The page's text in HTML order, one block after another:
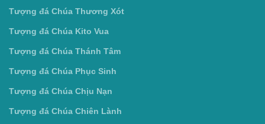
Tượng đá Chúa Thương Xót
Tượng đá Chúa Kito Vua
Tượng đá Chúa Thánh Tâm
Tượng đá Chúa Phục Sinh
Tượng đá Chúa Chịu Nạn
Tượng đá Chúa Chiên Lành